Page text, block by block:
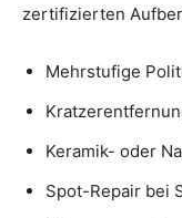
zertifizierten
Mehrstufige
Keramik- oder
Spot-Repair bei